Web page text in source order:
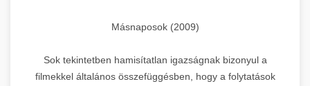
Másnaposok (2009)
Sok tekintetben hamisítatlan igazságnak bizonyul a
filmekkel általános összefüggésben, hogy a folytatások